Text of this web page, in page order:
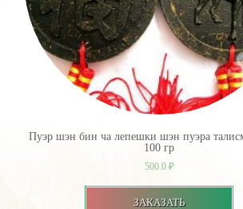
Пуэр шэн бин ча лепешки шэн пуэра
100 гр
500.0 ₽
ЗАКАЗАТЬ